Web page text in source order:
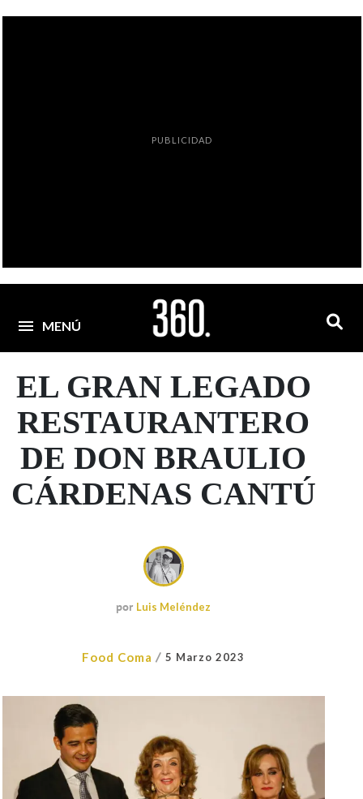
PUBLICIDAD
MENÚ
EL GRAN LEGADO
RESTAURANTERO
DE DON BRAULIO
CÁRDENAS CANTÚ
por Luis Meléndez
Food Coma / 5 Marzo 2023